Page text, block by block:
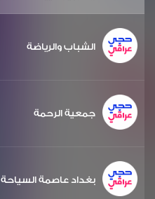
الشباب والرياضة
جمعية الرحمة
بغداد عاصمة السياحة